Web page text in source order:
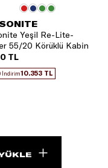
Yeşil Re-Lite-
55/20 Körüklü Kabin
TL
İndirim10.353 TL